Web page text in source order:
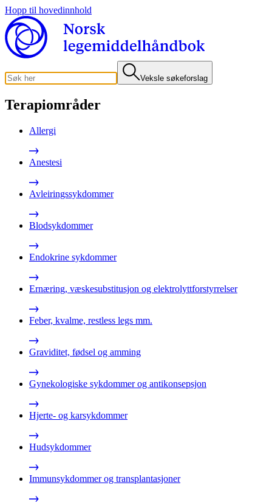
Hopp til hovedinnhold
Veksle søkeforslag
Terapiområder
Allergi
Anestesi
Avleiringssykdommer
Blodsykdommer
Endokrine sykdommer
Ernæring, væskesubstitusjon og elektrolyttforstyrrelser
Feber, kvalme, restless legs mm.
Graviditet, fødsel og amming
Gynekologiske sykdommer og antikonsepsjon
Hjerte- og karsykdommer
Hudsykdommer
Immunsykdommer og transplantasjoner